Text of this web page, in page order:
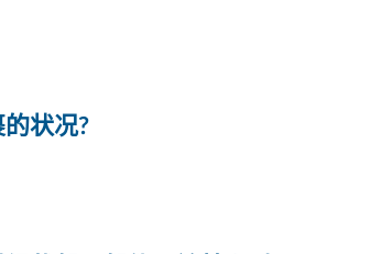
状况?